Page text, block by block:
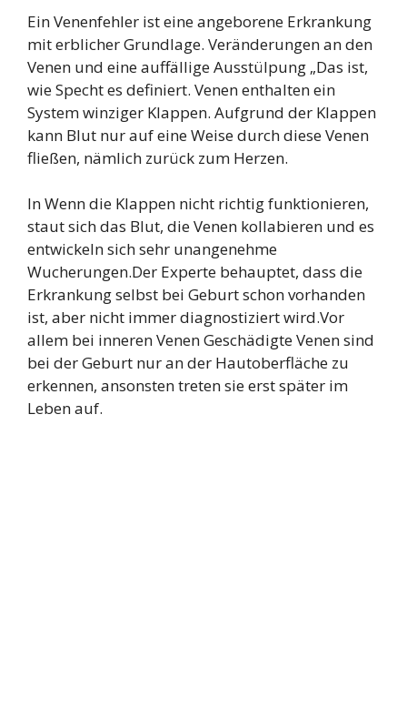
Ein Venenfehler ist eine angeborene Erkrankung
mit erblicher Grundlage. Veränderungen an den
Venen und eine auffällige Ausstülpung „Das ist,
wie Specht es definiert. Venen enthalten ein
System winziger Klappen. Aufgrund der Klappen
kann Blut nur auf eine Weise durch diese Venen
fließen, nämlich zurück zum Herzen.
In Wenn die Klappen nicht richtig funktionieren,
staut sich das Blut, die Venen kollabieren und es
entwickeln sich sehr unangenehme
Wucherungen.Der Experte behauptet, dass die
Erkrankung selbst bei Geburt schon vorhanden
ist, aber nicht immer diagnostiziert wird.Vor
allem bei inneren Venen Geschädigte Venen sind
bei der Geburt nur an der Hautoberfläche zu
erkennen, ansonsten treten sie erst später im
Leben auf.